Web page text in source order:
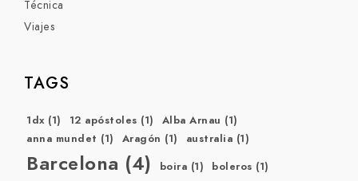
Técnica
Viajes
TAGS
1dx(1) 12 apóstoles (1) Alba Arnau (1)
anna mundet (1) Aragón (1) australia (1)
Barcelona (4) boira (1) boleros (1)